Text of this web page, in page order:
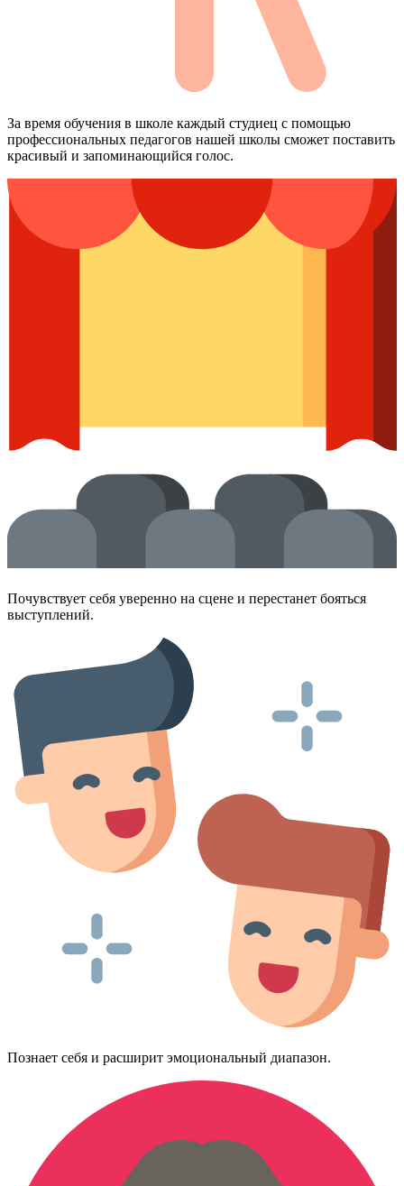
За время обучения в школе каждый студиец с помощью
профессиональных педагогов нашей школы сможет поставить
красивый и запоминающийся голос.
Почувствует себя уверенно на сцене и перестанет бояться
выступлений.
Познает себя и расширит эмоциональный диапазон.